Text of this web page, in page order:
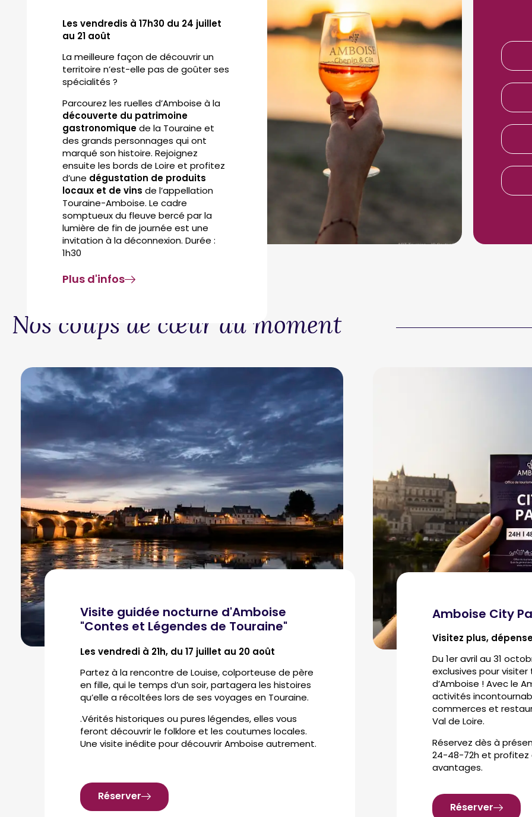
Les vendredis à 17h30 du 24 juillet
au 21 août
La meilleure façon de découvrir un
territoire n’est-elle pas de goûter ses
spécialités ?
Parcourez les ruelles d’Amboise à la
découverte du patrimoine
gastronomiquede la Touraine et
des grands personnages qui ont
marqué son histoire. Rejoignez
ensuite les bords de Loire et profitez
d’une dégustation de produits
locaux et de vins de l’appellation
Touraine-Amboise. Le cadre
somptueux du fleuve bercé par la
lumière de fin de journée est une
invitation à la déconnexion. Durée :
1h30
Plus d'infos
Nos coups de cœur du moment
Visite guidée nocturne d'Amboise
"Contes et Légendes de Touraine"
Les vendredi à 21h, du 17 juillet au 20 août
Partez à la rencontre de Louise, colporteuse de père
en fille, qui le temps d’un soir, partagera les histoires
qu’elle a récoltées lors de ses voyages en Touraine.
.Vérités historiques ou pures légendes, elles vous
feront découvrir le folklore et les coutumes locales.
Une visite inédite pour découvrir Amboise autrement.
Réserver
Amboise City
Visitez plus,
Du 1er avril au 31
exclusives pour
d’Amboise ! Avec le
activités
commerces et
Val de Loire.
Réservez dès à
24-48-72h et profitez
avantages.
Réserver